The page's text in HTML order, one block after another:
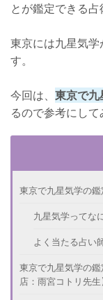
とが鑑定できる占
東京には九星気
す。
今回は、 東京で
るので参考にして
東京で九星気学の鑑
九星気学ってな
よく当たる占い
東京で九星気学の
店：雨宮コトリ先生